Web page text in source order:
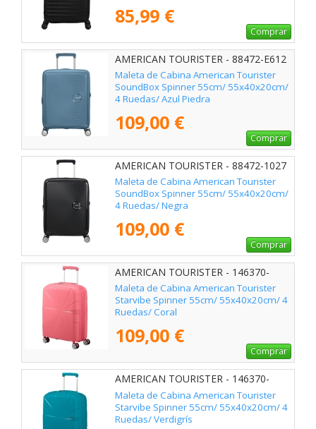
85,99 €
Comprar
AMERICAN TOURISTER - 88472-E612
Maleta de Cabina American Tourister
SoundBox Spinner 55cm/ 55x40x20cm/
4 Ruedas/ Azul Piedra
109,00 €
Comprar
AMERICAN TOURISTER - 88472-1027
Maleta de Cabina American Tourister
SoundBox Spinner 55cm/ 55x40x20cm/
4 Ruedas/ Negra
109,00 €
Comprar
AMERICAN TOURISTER - 146370-
A039
Maleta de Cabina American Tourister
Starvibe Spinner 55cm/ 55x40x20cm/ 4
Ruedas/ Coral
109,00 €
Comprar
AMERICAN TOURISTER - 146370-
A029
Maleta de Cabina American Tourister
Starvibe Spinner 55cm/ 55x40x20cm/ 4
Ruedas/ Verdigrís